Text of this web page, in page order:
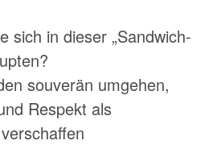
sich in dieser „Sandwich-
souverän umgehen,
Respekt als